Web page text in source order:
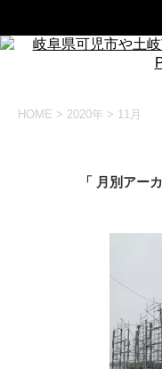
HOME > 2020年 > 11月
「 月別アー